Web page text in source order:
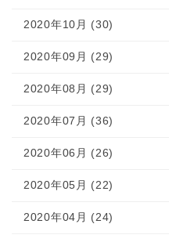
2020年10月 (30)
2020年09月 (29)
2020年08月 (29)
2020年07月 (36)
2020年06月 (26)
2020年05月 (22)
2020年04月 (24)